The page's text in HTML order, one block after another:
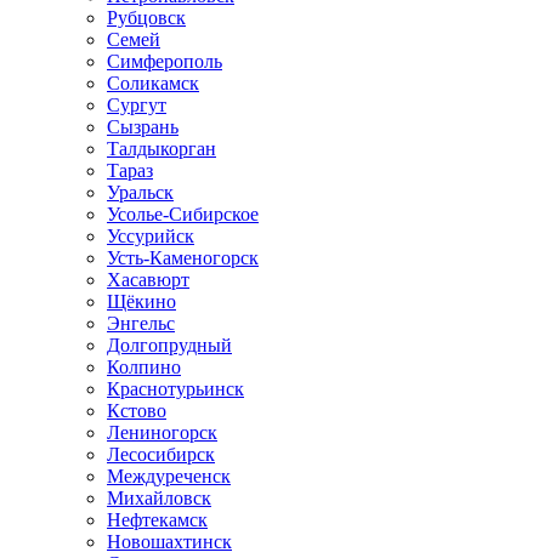
Рубцовск
Семей
Симферополь
Соликамск
Сургут
Сызрань
Талдыкорган
Тараз
Уральск
Усолье-Сибирское
Уссурийск
Усть-Каменогорск
Хасавюрт
Щёкино
Энгельс
Долгопрудный
Колпино
Краснотурьинск
Кстово
Лениногорск
Лесосибирск
Междуреченск
Михайловск
Нефтекамск
Новошахтинск